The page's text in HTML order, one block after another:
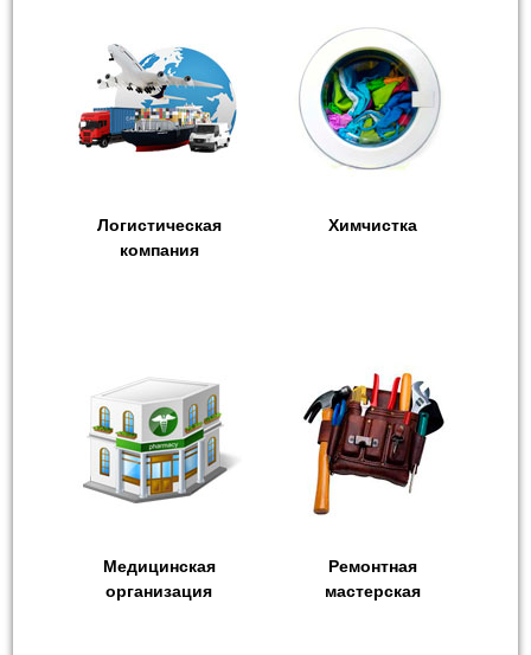
Логистическая
компания
Химчистка
Медицинская
организация
Ремонтная
мастерская